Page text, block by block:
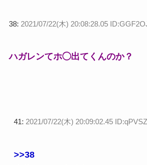
38: 2021/07/22(木) 20:08:28.05
ハガレンてホ◯出てくんのか？
41: 2021/07/22(木) 20:09:02.45
>>38